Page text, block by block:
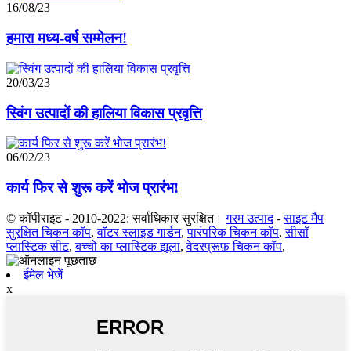
16/08/23
हमारा मध्य-वर्ष सम्मेलन!
20/03/23
स्विंग उत्पादों की हालिया विकास प्रवृत्ति
06/02/23
कार्य फिर से शुरू करें भोज प्रारंभ!
© कॉपीराइट - 2010-2022: सर्वाधिकार सुरक्षित। गरम उत्पाद-साइट मैप
सुरक्षित चिकन कॉप,वॉटर स्लाइड गार्डन,पारंपरिक चिकन कॉप,सीसॉ
प्लास्टिक सीट,बच्चों का प्लास्टिक झूला,वेदरप्रूफ़ चिकन कॉप,
ईमेल भेजें
x